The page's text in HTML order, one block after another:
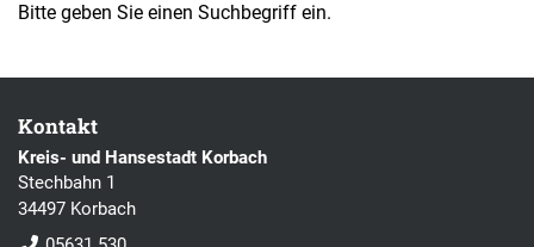
Bitte geben Sie einen Suchbegriff ein.
Kontakt
Kreis- und Hansestadt Korbach
Stechbahn 1
34497 Korbach